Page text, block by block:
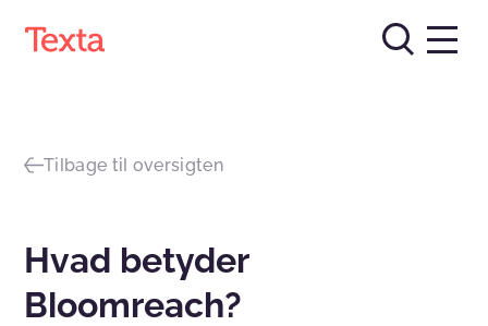
Tilbage til oversigten
Hvad betyder
Bloomreach?